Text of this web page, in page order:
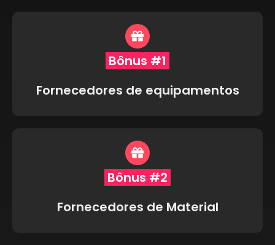
Bônus #1
Fornecedores de equipamentos
Bônus #2
Fornecedores de Material